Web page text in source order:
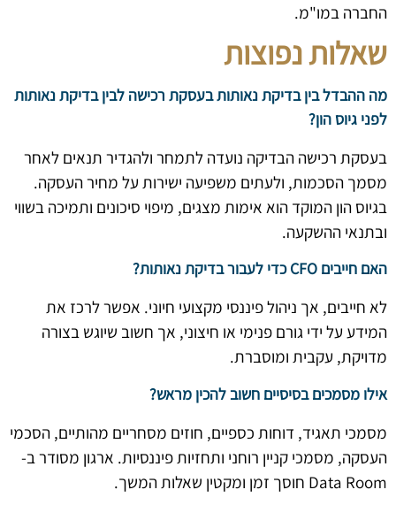
החברה במו"מ.
שאלות נפוצות
מה ההבדל בין בדיקת נאותות בעסקת רכישה לבין בדיקת נאותות
לפני גיוס הון?
בעסקת רכישה הבדיקה נועדה לתמחר ולהגדיר תנאים לאחר
מסמך הסכמות, ולעתים משפיעה ישירות על מחיר העסקה.
בגיוס הון המוקד הוא אימות מצגים, מיפוי סיכונים ותמיכה בשווי
ובתנאי ההשקעה.
האם חייבים CFO כדי לעבור בדיקת נאותות?
לא חייבים, אך ניהול פיננסי מקצועי חיוני. אפשר לרכז את
המידע על ידי גורם פנימי או חיצוני, אך חשוב שיוגש בצורה
מדויקת, עקבית ומוסברת.
אילו מסמכים בסיסיים חשוב להכין מראש?
מסמכי תאגיד, דוחות כספיים, חוזים מסחריים מהותיים, הסכמי
העסקה, מסמכי קניין רוחני ותחזיות פיננסיות. ארגון מסודר ב-
Data Room חוסך זמן ומקטין שאלות המשך.